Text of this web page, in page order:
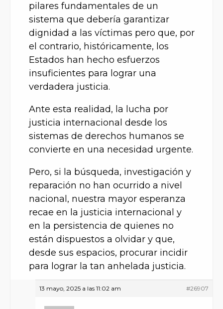
pilares fundamentales de un
sistema que debería garantizar
dignidad a las víctimas pero que, por
el contrario, históricamente, los
Estados han hecho esfuerzos
insuficientes para lograr una
verdadera justicia.
Ante esta realidad, la lucha por
justicia internacional desde los
sistemas de derechos humanos se
convierte en una necesidad urgente.
Pero, si la búsqueda, investigación y
reparación no han ocurrido a nivel
nacional, nuestra mayor esperanza
recae en la justicia internacional y
en la persistencia de quienes no
están dispuestos a olvidar y que,
desde sus espacios, procurar incidir
para lograr la tan anhelada justicia.
13 mayo, 2025 a las 11:02 am #26907